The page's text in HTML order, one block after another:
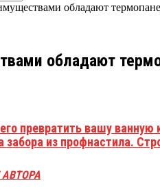
обладают
обладают
превратить вашу ванную
забора из профнастила.